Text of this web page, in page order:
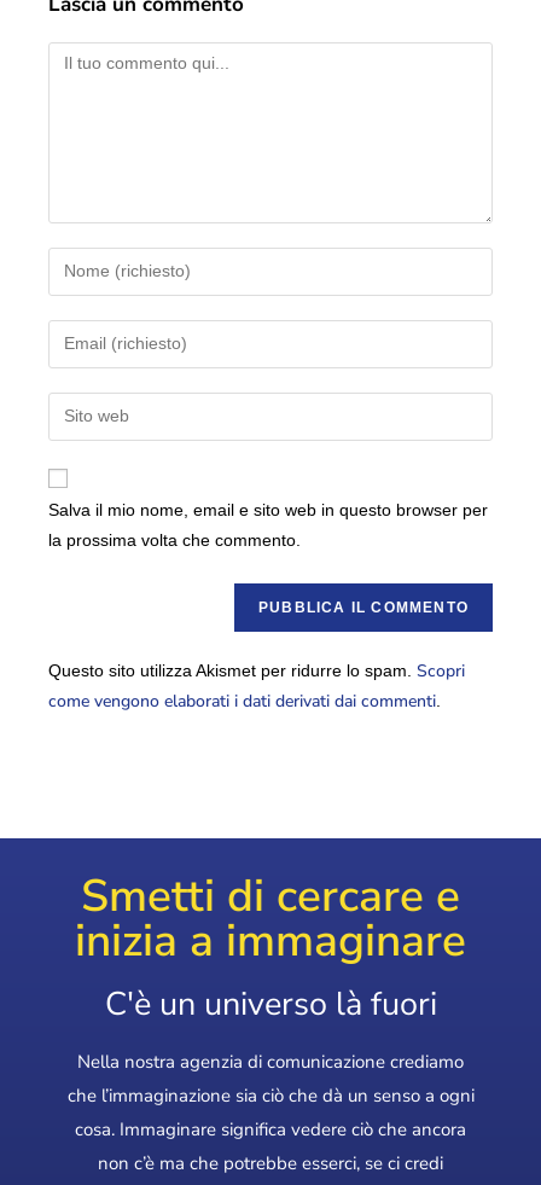
Salva il mio nome, email e sito web in questo browser per
la prossima volta che commento.
Questo sito utilizza Akismet per ridurre lo spam. Scopri
come vengono elaborati i dati derivati dai commenti
Smetti di cercare e
inizia a immaginare
C'è un universo là fuori
Nella nostra agenzia di comunicazione crediamo
che l’immaginazione sia ciò che dà un senso a ogni
cosa. Immaginare significa vedere ciò che ancora
non c’è ma che potrebbe esserci, se ci credi